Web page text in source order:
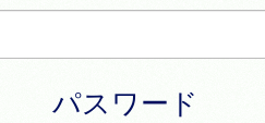
パスワード